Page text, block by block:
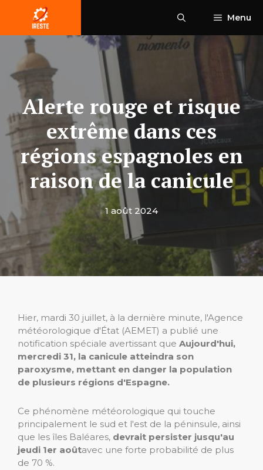
contenu
Menu
Alerte rouge et risque
extrême dans ces
régions espagnoles en
raison de la canicule
1 août 2024
Hier, mardi 30 juillet, à la dernière minute, l'Agence
météorologique d'État (AEMET) a publié une
notification spéciale avertissant que Aujourd'hui,
mercredi 31, la canicule atteindra son
paroxysme, mettant en danger la population
de plusieurs régions d'Espagne.
Ce phénomène météorologique qui touche
principalement le sud et l'est de la péninsule, ainsi
que les îles Baléares, devrait persister jusqu'au
jeudi 1er aoûtavec une forte probabilité de plus
de 70 %.